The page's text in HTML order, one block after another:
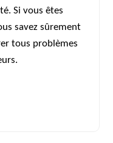
Si vous êtes
savez sûrement
tous problèmes